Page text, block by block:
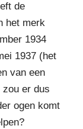
de
het merk
1934
1937 (het
van een
er dus
ogen komt